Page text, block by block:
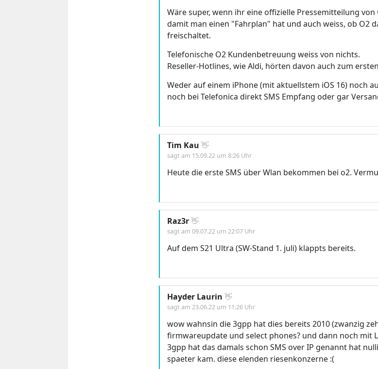
Wäre super, wenn ihr eine offizielle Pressemitteilung
damit man einen "Fahrplan" hat und auch weiss, ob O2
freischaltet.
Telefonische O2 Kundenbetreuung weiss von nichts.
Reseller-Hotlines, wie Aldi, hörten davon auch zum
Weder auf einem iPhone (mit aktuellstem iOS 16) noch
noch bei Telefonica direkt SMS Empfang oder gar
Tim Kau 👋
sagt am 15.09.22 um 8:26 Uhr
Heute die erste SMS über Wlan bekommen bei o2.
Raz3r👋
sagt am 09.07.22 um 22:07 Uhr
Auf dem S21 Ultra (SW-Stand 1. juli) klappts bereits.
Hayder Laurin 👋
sagt am 23.06.22 um 11:26 Uhr
wow wahnsin die 3gpp hat dies bereits 2010 (zwanzig
firmwareupdate und select phones? und dann noch mit
3gpp hat das damals schon SMS over IP genannt hat
spaeter kam. diese elenden riesenkonzerne :(